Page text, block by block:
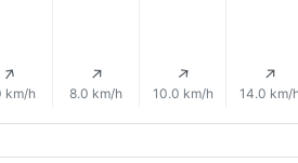
↑
km/h
↑
8.0 km/h
↑
10.0 km/h
↑
14.0 km/h